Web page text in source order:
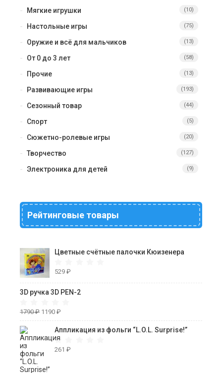
Мягкие игрушки (10)
Настольные игры (75)
Оружие и всё для мальчиков (13)
От 0 до 3 лет (58)
Прочие (13)
Развивающие игры (193)
Сезонный товар (44)
Спорт (5)
Сюжетно-ролевые игры (20)
Творчество (127)
Электроника для детей (9)
Рейтинговые товары
Цветные счётные палочки Кюизенера
529 ₽
3D ручка 3D PEN-2
1790₽ 1190 ₽
Аппликация из фольги “L.O.L. Surprise!”
261 ₽